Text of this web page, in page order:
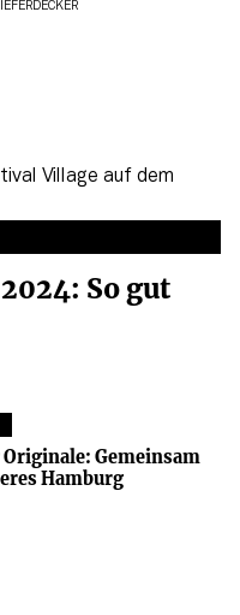
So gut
Gemeinsam
Hamburg